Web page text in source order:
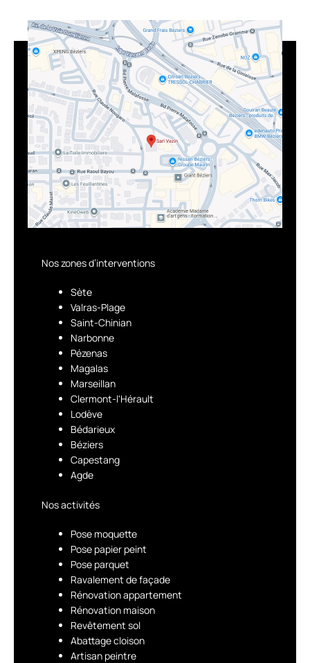
Nos zones d’interventions
Sète
Valras-Plage
Saint-Chinian
Narbonne
Pézenas
Magalas
Marseillan
Clermont-l'Hérault
Lodève
Bédarieux
Béziers
Capestang
Agde
Nos activités
Pose moquette
Pose papier peint
Pose parquet
Ravalement de façade
Rénovation appartement
Rénovation maison
Revêtement sol
Abattage cloison
Artisan peintre